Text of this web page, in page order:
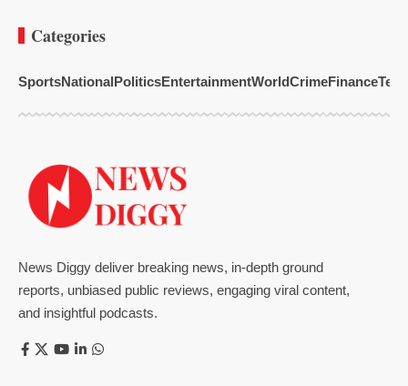
Categories
SportsNationalPoliticsEntertainmentWorldCrimeFinance
News Diggy deliver breaking news, in-depth ground
reports, unbiased public reviews, engaging viral content,
and insightful podcasts.